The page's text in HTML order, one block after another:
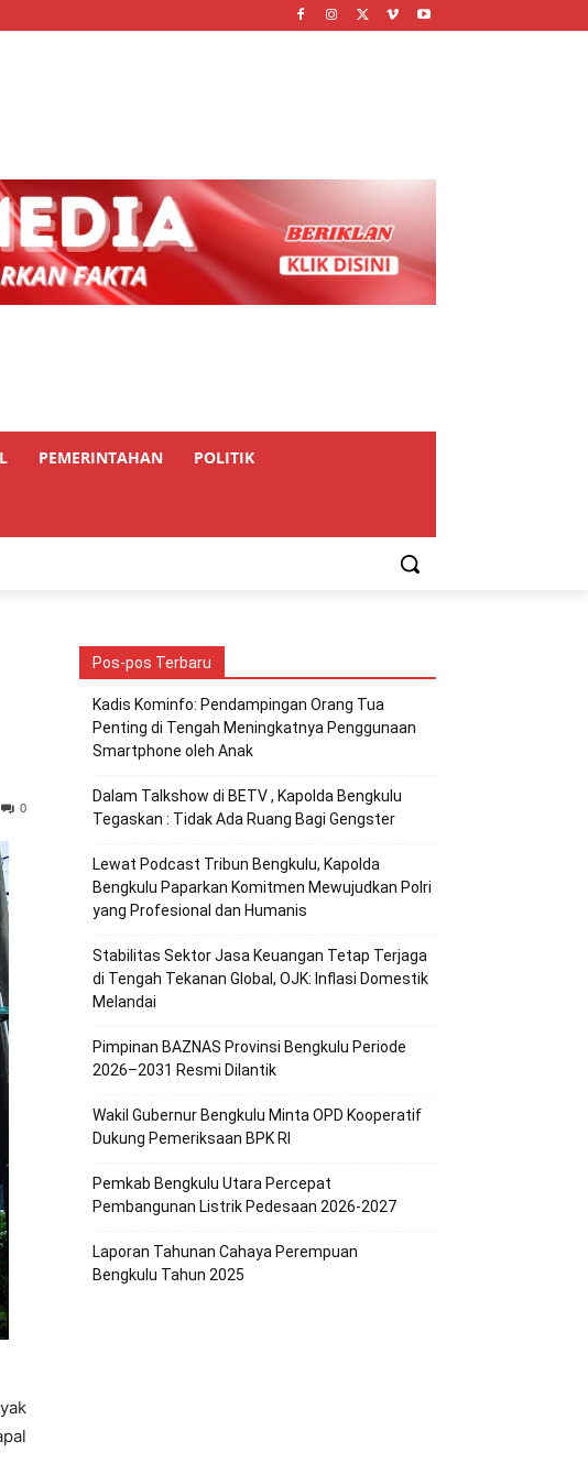
PEMERINTAHAN POLITIK
0
Pos-pos Terbaru
Kadis Kominfo: Pendampingan Orang Tua
Penting di Tengah Meningkatnya Penggunaan
Smartphone oleh Anak
Dalam Talkshow di BETV , Kapolda Bengkulu
Tegaskan : Tidak Ada Ruang Bagi Gengster
Lewat Podcast Tribun Bengkulu, Kapolda
Bengkulu Paparkan Komitmen Mewujudkan Polri
yang Profesional dan Humanis
Stabilitas Sektor Jasa Keuangan Tetap Terjaga
di Tengah Tekanan Global, OJK: Inflasi Domestik
Melandai
Pimpinan BAZNAS Provinsi Bengkulu Periode
2026–2031 Resmi Dilantik
Wakil Gubernur Bengkulu Minta OPD Kooperatif
Dukung Pemeriksaan BPK RI
Pemkab Bengkulu Utara Percepat
Pembangunan Listrik Pedesaan 2026-2027
Laporan Tahunan Cahaya Perempuan
Bengkulu Tahun 2025